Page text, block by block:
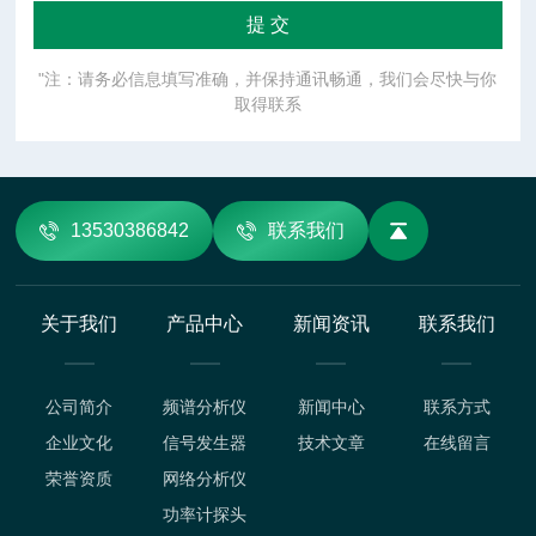
"注：请务必信息填写准确，并保持通讯畅通，我们会尽快与你
取得联系
13530386842 联系我们
关于我们
公司简介
企业文化
荣誉资质
产品中心
频谱分析仪
信号发生器
网络分析仪
功率计探头
新闻资讯
新闻中心
技术文章
联系我们
联系方式
在线留言